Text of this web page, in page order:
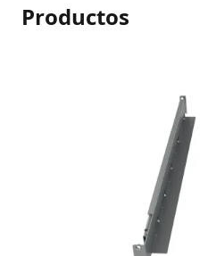
Productos